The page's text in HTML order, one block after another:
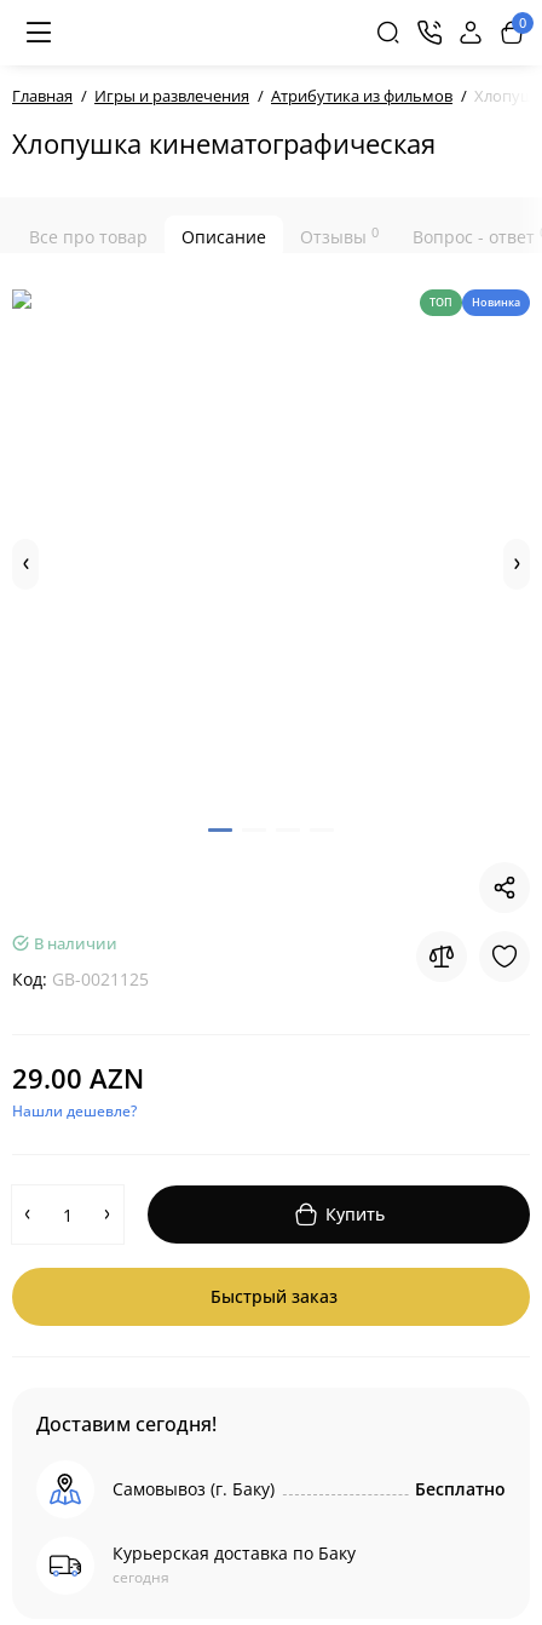
0
Главная Игры и развлечения Атрибутика из фильмов
Хлопушка кинематографическая
Все про товар Описание Отзывы 0 Вопрос - ответ
ТОП Новинка
В наличии
Код: GB-0021125
29.00 AZN
Нашли дешевле?
Купить
Быстрый заказ
Доставим сегодня!
Самовывоз (г. Баку) Бесплатно
Курьерская доставка по Баку
сегодня